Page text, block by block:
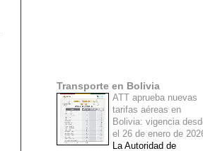
Transporte en Bolivia
ATT aprueba nuevas
tarifas aéreas en
Bolivia: vigencia
el 26 de enero de
La Autoridad de